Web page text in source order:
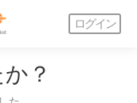
ログイン
？